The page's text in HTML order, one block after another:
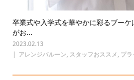
卒業式や入学式を華やかに彩るブー
がお...
2023.02.13
アレンジバルーン, スタッフおススメ, プ